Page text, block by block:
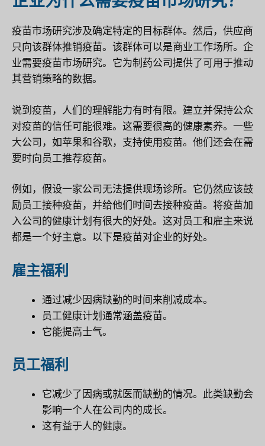
疫苗市场研究涉及确定特定的目标群体。然后，供应商
只向该群体推销疫苗。该群体可以是商业工作场所。企
业需要疫苗市场研究。它为制药公司提供了可用于推动
其营销策略的数据。
说到疫苗，人们的理解能力有时有限。建立并保持公众
对疫苗的信任可能很难。这需要很高的健康素养。一些
大公司，如苹果和谷歌，支持使用疫苗。他们还会在需
要时向员工推荐疫苗。
例如，假设一家公司无法提供现场诊所。它仍然应该鼓
励员工接种疫苗，并给他们时间去接种疫苗。将疫苗加
入公司的健康计划有很大的好处。这对员工和雇主来说
都是一个好主意。以下是疫苗对企业的好处。
雇主福利
通过减少因病缺勤的时间来削减成本。
员工健康计划通常涵盖疫苗。
它能提高士气。
员工福利
它减少了因病或就医而缺勤的情况。此类缺勤会
影响一个人在公司内的成长。
这有益于人的健康。